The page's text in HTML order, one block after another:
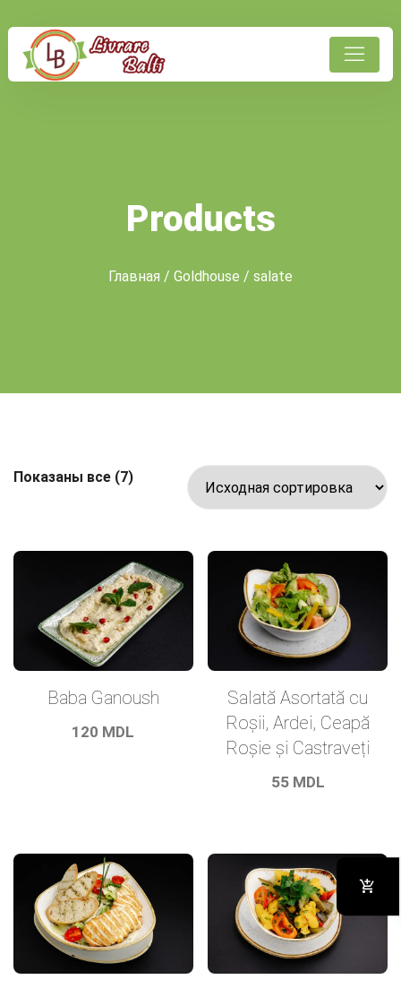
Products
Главная / Goldhouse / salate
Показаны все (7)
Baba Ganoush
120 MDL
Salată Asortată cu
Roșii, Ardei, Ceapă
Roșie și Castraveți
55 MDL